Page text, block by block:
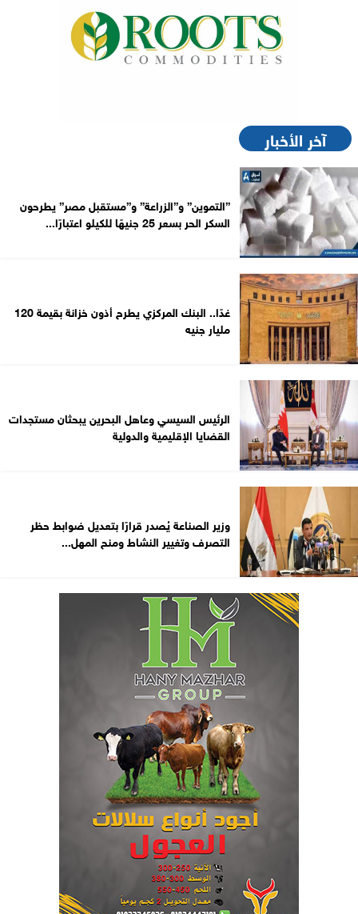
آخر الأخبار
”التموين” و”الزراعة” و”مستقبل مصر” يطرحون
السكر الحر بسعر 25 جنيهًا للكيلو اعتبارًا...
غدًا.. البنك المركزي يطرح أذون خزانة بقيمة 120
مليار جنيه
الرئيس السيسي وعاهل البحرين يبحثان مستجدات
القضايا الإقليمية والدولية
وزير الصناعة يُصدر قرارًا بتعديل ضوابط حظر
التصرف وتغيير النشاط ومنح المهل...